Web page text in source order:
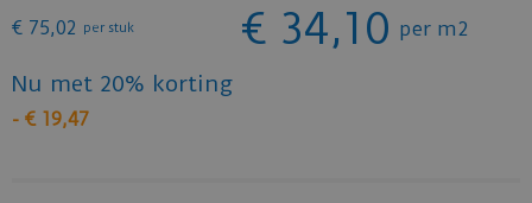
€ 75,02 per stuk € 34,10 per m2
Nu met 20% korting
- € 19,47